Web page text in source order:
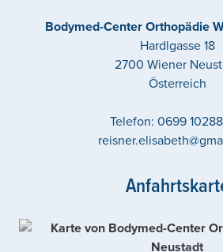
Bodymed-Center Orthopädie
Hardlgasse 18
2700 Wiener
Österreich
Telefon: 0699